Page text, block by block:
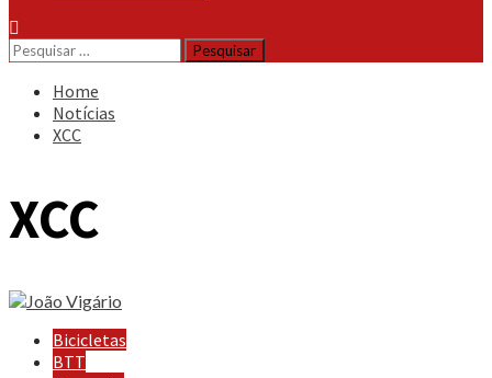
Pesquisar
por:
Home
Notícias
XCC
XCC
Bicicletas
BTT